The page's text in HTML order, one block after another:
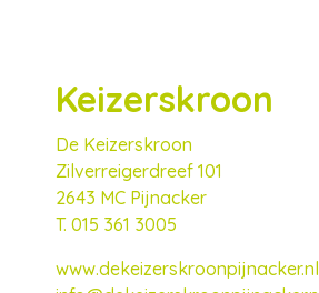
Keizerskroon
De Keizerskroon
Zilverreigerdreef 101
2643 MC Pijnacker
T. 015 361 3005
www.dekeizerskroonpijnacker.nl